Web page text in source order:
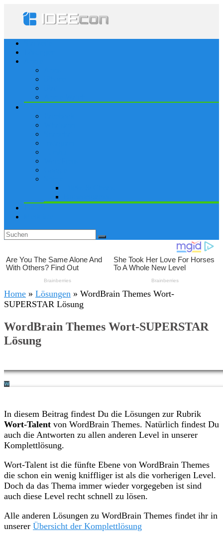
Home » Lösungen » WordBrain Themes Wort-
SUPERSTAR Lösung
WordBrain Themes Wort-SUPERSTAR
Lösung
In diesem Beitrag findest Du die Lösungen zur Rubrik
Wort-Talent von WordBrain Themes. Natürlich findest Du
auch die Antworten zu allen anderen Level in unserer
Komplettlösung.
Wort-Talent ist die fünfte Ebene von WordBrain Themes
die schon ein wenig kniffliger ist als die vorherigen Level.
Doch da das Thema immer wieder vorgegeben ist sind
auch diese Level recht schnell zu lösen.
Alle anderen Lösungen zu WordBrain Themes findet ihr in
unserer Übersicht der Komplettlösung